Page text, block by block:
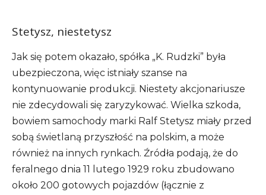
Stetysz, niestetysz
Jak się potem okazało, spółka „K. Rudzki” była
ubezpieczona, więc istniały szanse na
kontynuowanie produkcji. Niestety akcjonariusze
nie zdecydowali się zaryzykować. Wielka szkoda,
bowiem samochody marki Ralf Stetysz miały przed
sobą świetlaną przyszłość na polskim, a może
również na innych rynkach. Źródła podają, że do
feralnego dnia 11 lutego 1929 roku zbudowano
około 200 gotowych pojazdów (łącznie z